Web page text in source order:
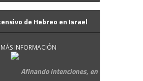
de Hebreo en Israel
MÁS INFORMACIÓN
Afinando intenciones, en hebreo